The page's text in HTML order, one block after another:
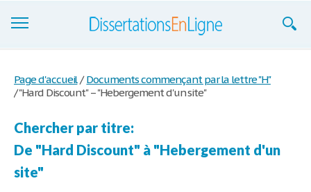
S'inscrire
Se connecter
Contactez-nous
Page d'accueil / Documents commençant par la lettre "H"
/"Hard Discount" – "Hebergement d'un site"
Chercher par titre:
De "Hard Discount" à "Hebergement d'un
site"